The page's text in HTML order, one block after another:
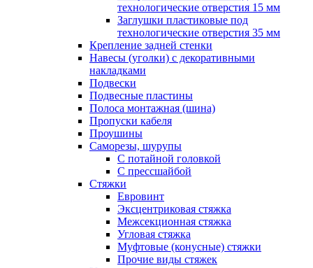
технологические отверстия 15 мм
Заглушки пластиковые под
технологические отверстия 35 мм
Крепление задней стенки
Навесы (уголки) с декоративными
накладками
Подвески
Подвесные пластины
Полоса монтажная (шина)
Пропуски кабеля
Проушины
Саморезы, шурупы
С потайной головкой
С прессшайбой
Стяжки
Евровинт
Эксцентриковая стяжка
Межсекционная стяжка
Угловая стяжка
Муфтовые (конусные) стяжки
Прочие виды стяжек